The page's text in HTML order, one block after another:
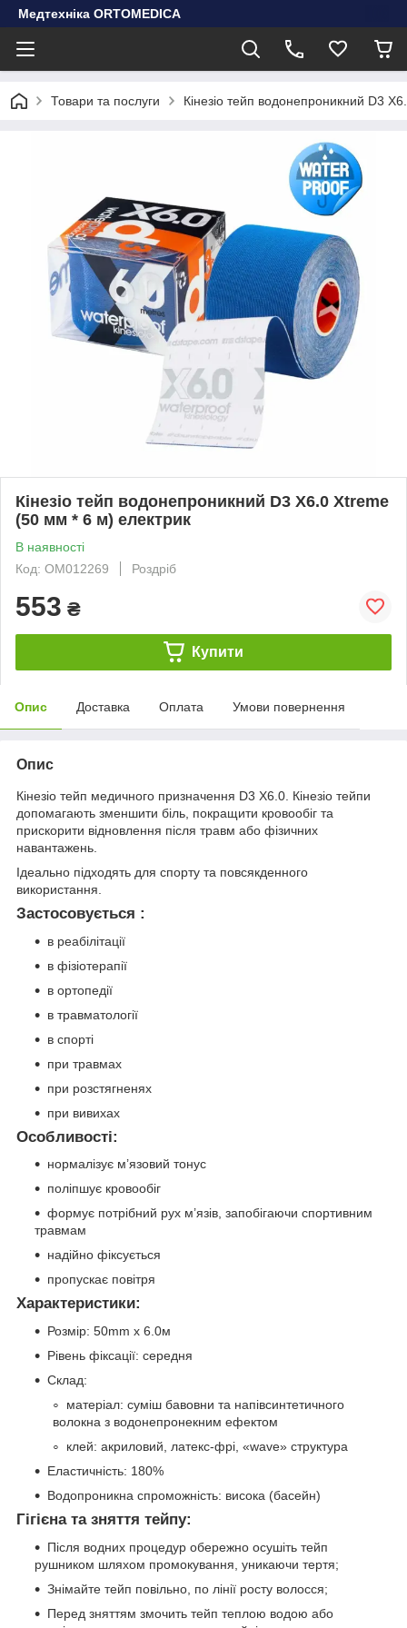
Медтехніка ORTOMEDICA
Товари та послуги Кінезіо тейп водонепроникний D3
Кінезіо тейп водонепроникний D3 X6.0 Xtreme
(50 мм * 6 м) електрик
В наявності
Код: ОМ012269
Роздріб
553 ₴
Купити
Опис Доставка Оплата Умови повернення
Опис
Кінезіо тейп медичного призначення D3 X6.0. Кінезіо тейпи
допомагають зменшити біль, покращити кровообіг та
прискорити відновлення після травм або фізичних
навантажень.
Ідеально підходять для спорту та повсякденного
використання.
Застосовується :
в реабілітації
в фізіотерапії
в ортопедії
в травматології
в спорті
при травмах
при розстягненях
при вивихах
Особливості:
нормалізує м’язовий тонус
поліпшує кровообіг
формує потрібний рух м’язів, запобігаючи спортивним
травмам
надійно фіксується
пропускає повітря
Характеристики:
Розмір: 50mm x 6.0м
Рівень фіксації: середня
Склад:
матеріал: суміш бавовни та напівсинтетичного
волокна з водонепронекним ефектом
клей: акриловий, латекс-фрі, «wave» структура
Еластичність: 180%
Водопроникна спроможність: висока (басейн)
Гігієна та зняття тейпу:
Після водних процедур обережно осушіть тейп
рушником шляхом промокування, уникаючи тертя;
Знімайте тейп повільно, по лінії росту волосся;
Перед зняттям змочить тейп теплою водою або